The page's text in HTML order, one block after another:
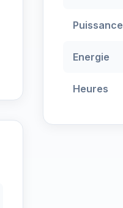
Puissance
Energie
Heures